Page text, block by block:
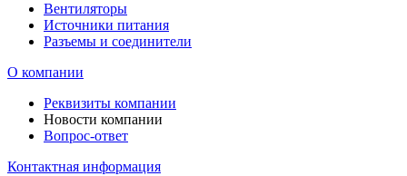
Вентиляторы
Источники питания
Разъемы и соединители
О компании
Реквизиты компании
Новости компании
Вопрос-ответ
Контактная информация